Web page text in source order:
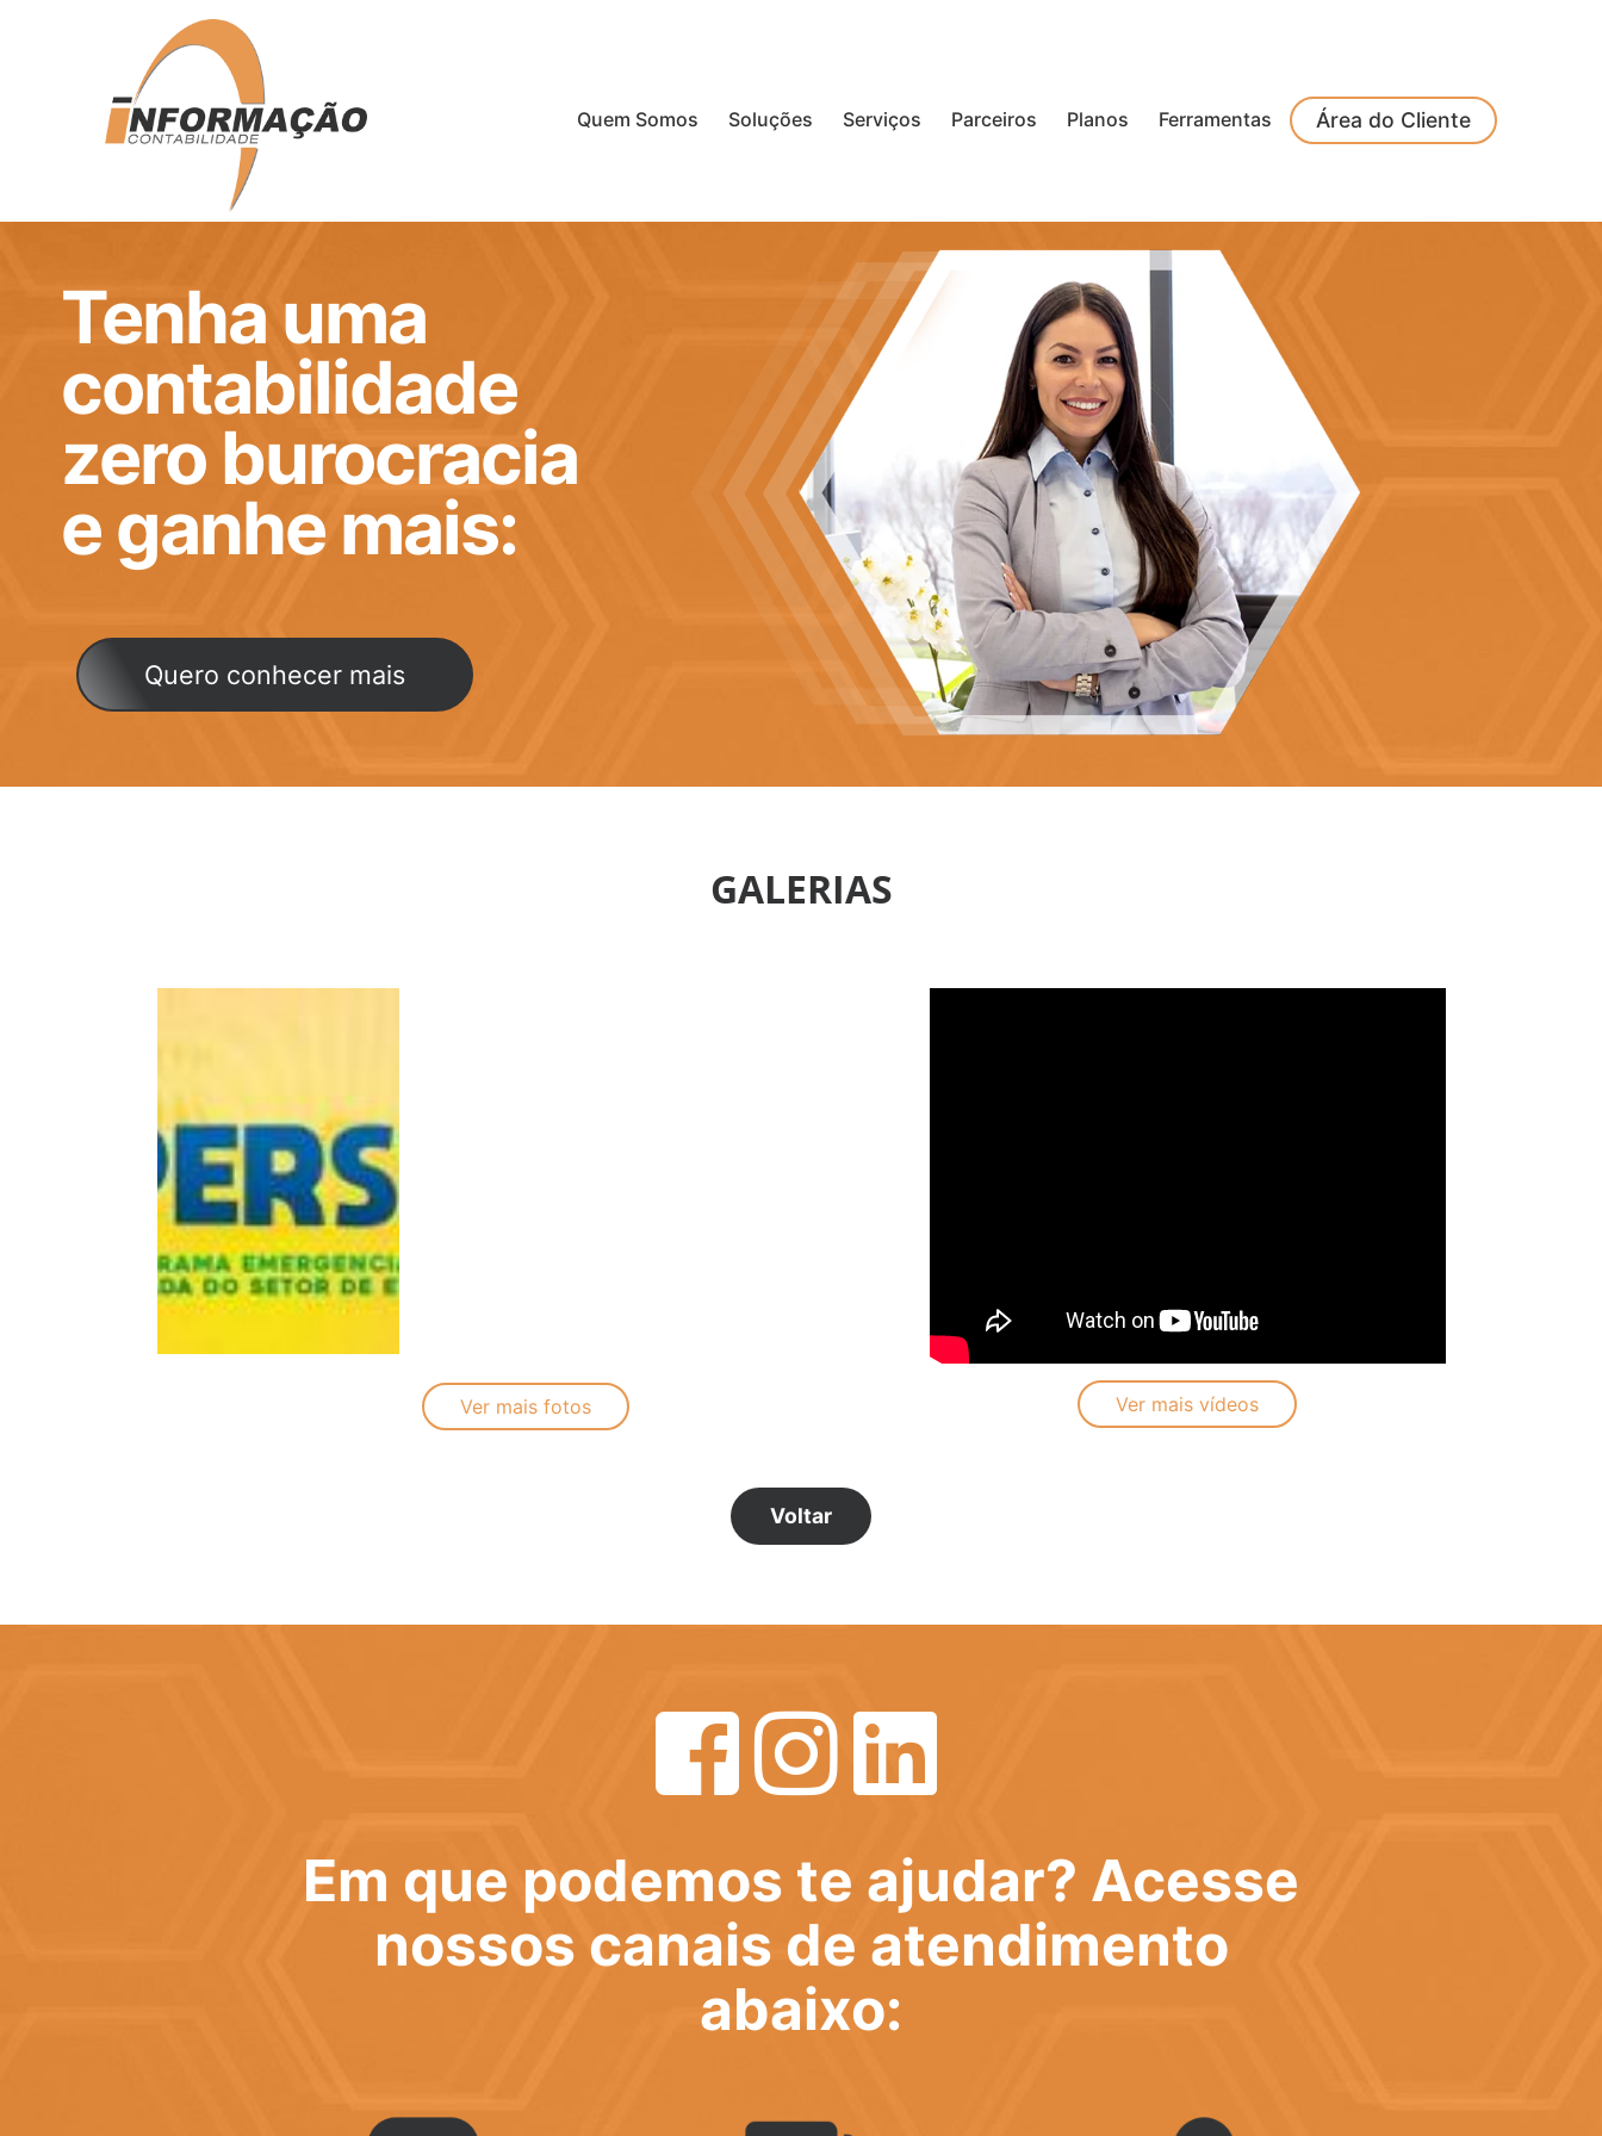
Quem Somos Soluções Serviços Parceiros Planos Ferramentas Área do Cliente
Tenha uma
contabilidade
zero burocracia
e ganhe mais:
Quero conhecer mais
GALERIAS
Ver mais fotos Ver mais vídeos
Voltar
Em que podemos te ajudar? Acesse
nossos canais de atendimento
abaixo: